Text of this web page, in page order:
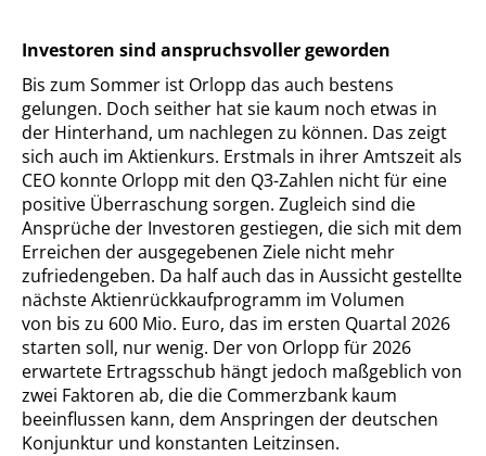
Investoren sind anspruchsvoller geworden
Bis zum Sommer ist Orlopp das auch bestens
gelungen. Doch seither hat sie kaum noch etwas in
der Hinterhand, um nachlegen zu können. Das zeigt
sich auch im Aktienkurs. Erstmals in ihrer Amtszeit als
CEO konnte Orlopp mit den Q3-Zahlen nicht für eine
positive Überraschung sorgen. Zugleich sind die
Ansprüche der Investoren gestiegen, die sich mit dem
Erreichen der ausgegebenen Ziele nicht mehr
zufriedengeben. Da half auch das in Aussicht gestellte
nächste Aktienrückkaufprogramm im Volumen
von bis zu 600 Mio. Euro, das im ersten Quartal 2026
starten soll, nur wenig. Der von Orlopp für 2026
erwartete Ertragsschub hängt jedoch maßgeblich von
zwei Faktoren ab, die die Commerzbank kaum
beeinflussen kann, dem Anspringen der deutschen
Konjunktur und konstanten Leitzinsen.